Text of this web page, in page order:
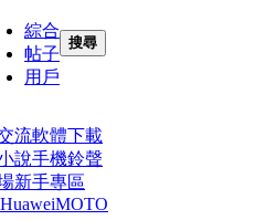
綜合
帖子
用戶
搜尋
流軟體下載
說手機鈴聲
新手專區
HuaweiMOTO